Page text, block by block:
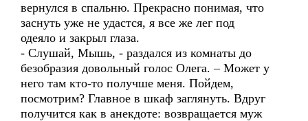
вернулся в спальню. Прекрасно понимая, что
заснуть уже не удастся, я все же лег под
одеяло и закрыл глаза.
- Слушай, Мышь, - раздался из комнаты до
безобразия довольный голос Олега. – Может у
него там кто-то получше меня. Пойдем,
посмотрим? Главное в шкаф заглянуть. Вдруг
получится как в анекдоте: возвращается муж